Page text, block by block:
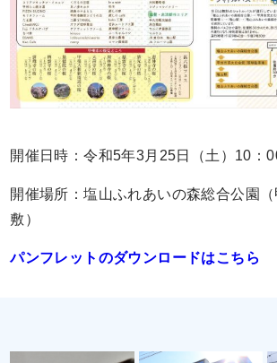
開催日時：令和5年3月25日（土）10：
開催場所：塩山ふれあいの森総合公園
敷）
パンフレットのダウンロードはこちら